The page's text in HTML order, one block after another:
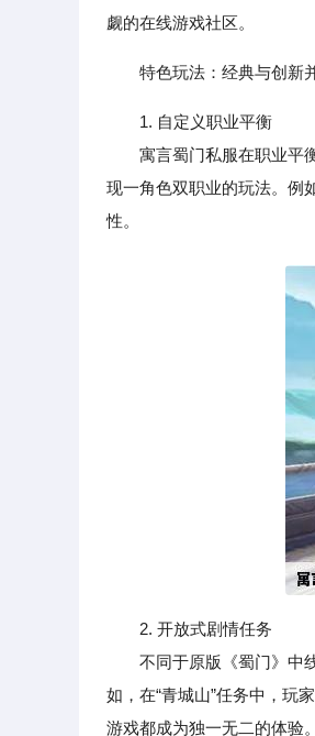
觑的在线游戏社区。
特色玩法：经典与创新
1. 自定义职业平衡
寓言蜀门私服在职业平衡
现一角色双职业的玩法。例
性。
2. 开放式剧情任务
不同于原版《蜀门》中线
如，在“青城山”任务中，玩
游戏都成为独一无二的体验。